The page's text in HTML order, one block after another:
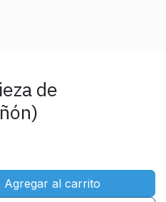
de
Agregar al carrito